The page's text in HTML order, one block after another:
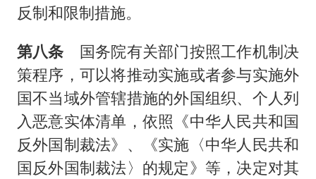
反制和限制措施。
第八条 国务院有关部门按照工作机制决
策程序，可以将推动实施或者参与实施外
国不当域外管辖措施的外国组织、个人列
入恶意实体清单，依照《中华人民共和国
反外国制裁法》、《实施〈中华人民共和
国反外国制裁法〉的规定》等，决定对其